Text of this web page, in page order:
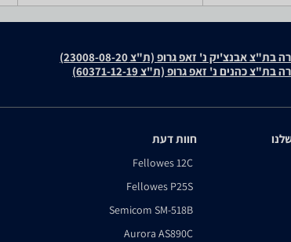
בת"צ אבנצ'יק נ' זאפ גרופ (ת"צ 23008-08-20)
בת"צ כהנים נ' זאפ גרופ (ת"צ 60371-12-19)
חוות דעת
Fellowes 12C
Fellowes P25S
Semicom SM-518B
Aurora AS890C